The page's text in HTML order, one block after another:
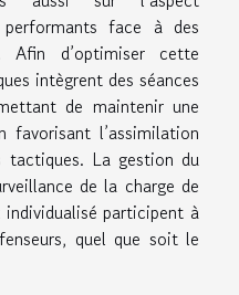
face à des
d’optimiser cette
intègrent des séances
de maintenir une
l’assimilation
tactiques. La gestion du
de la charge de
participent à
quel que soit le